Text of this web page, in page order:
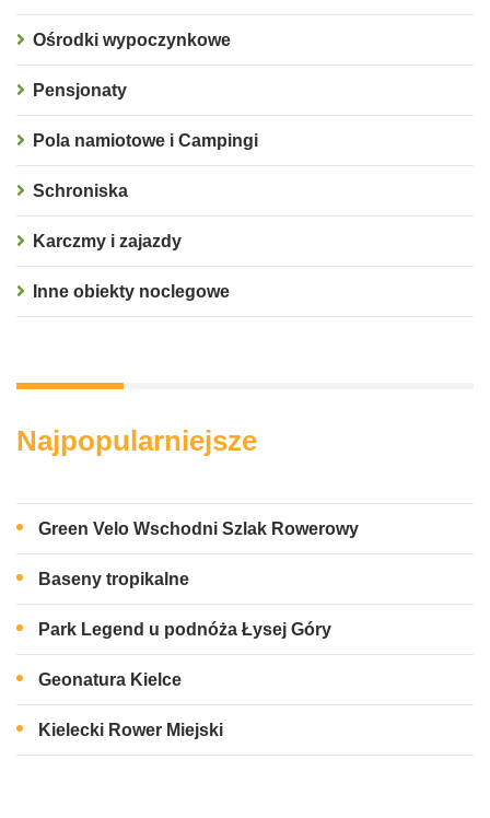
Ośrodki wypoczynkowe
Pensjonaty
Pola namiotowe i Campingi
Schroniska
Karczmy i zajazdy
Inne obiekty noclegowe
Najpopularniejsze
Green Velo Wschodni Szlak Rowerowy
Baseny tropikalne
Park Legend u podnóża Łysej Góry
Geonatura Kielce
Kielecki Rower Miejski